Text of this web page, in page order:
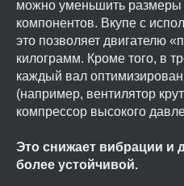
можно уменьшить размеры
компонентов. Вкупе с
это позволяет двигателю
килограмм. Кроме того, в
каждый вал
(например, вентилятор
компрессор высокого
Это снижает вибрации и
более устойчивой.